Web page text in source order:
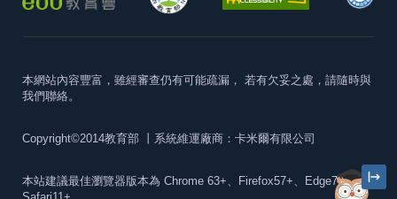
本網站內容豐富，雖經審查仍有可能疏漏， 若有欠妥之處，請隨時與
我們聯絡。
Copyright©2014教育部 丨系統維運廠商：卡米爾有限公司
本站建議最佳瀏覽器版本為 Chrome 63+、Firefox57+、Edge79+及
Safari11+